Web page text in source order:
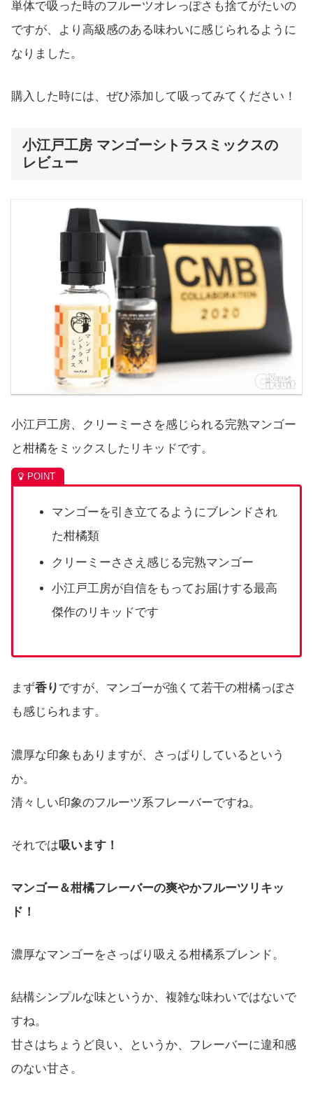
単体で吸った時のフルーツオレっぽさも捨てがたいの
ですが、より高級感のある味わいに感じられるように
なりました。
購入した時には、ぜひ添加して吸ってみてください！
小江戸工房 マンゴーシトラスミックスの
レビュー
小江戸工房、クリーミーさを感じられる完熟マンゴー
と柑橘をミックスしたリキッドです。
マンゴーを引き立てるようにブレンドされ
た柑橘類
クリーミーささえ感じる完熟マンゴー
小江戸工房が自信をもってお届けする最高
傑作のリキッドです
まず香り ですが、マンゴーが強くて若干の柑橘っぽさ
も感じられます。
濃厚な印象もありますが、さっぱりしているという
か。
清々しい印象のフルーツ系フレーバーですね。
それでは吸います！
マンゴー＆柑橘フレーバーの爽やかフルーツリキッ
ド！
濃厚なマンゴーをさっぱり吸える柑橘系ブレンド。
結構シンプルな味というか、複雑な味わいではないで
すね。
甘さはちょうど良い、というか、フレーバーに違和感
のない甘さ。